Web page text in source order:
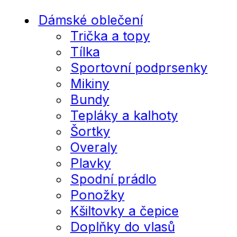
Dámské oblečení
Trička a topy
Tílka
Sportovní podprsenky
Mikiny
Bundy
Tepláky a kalhoty
Šortky
Overaly
Plavky
Spodní prádlo
Ponožky
Kšiltovky a čepice
Doplňky do vlasů